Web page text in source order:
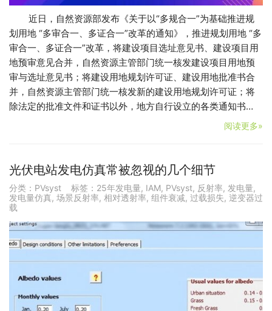
近日，自然资源部发布《关于以“多规合一”为基础推进规
划用地 “多审合一、多证合一”改革的通知》，推进规划用地 “多
审合一、多证合一”改革，将建设项目选址意见书、建设项目用
地预审意见合并，自然资源主管部门统一核发建设项目用地预
审与选址意见书；将建设用地规划许可证、建设用地批准书合
并，自然资源主管部门统一核发新的建设用地规划许可证；将
除法定的批准文件和证书以外，地方自行设立的各类通知书…
阅读更多»
光伏电站发电仿真常被忽视的几个细节
分类： PVsyst 标签： 25年发电量, IAM, PVsyst, 反射率, 发电量,
发电量仿真, 场景反射率, 相对透射率, 组件衰减, 过载损失, 逆变器过
载